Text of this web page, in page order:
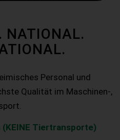
NATIONAL.
Personal und
Qualität im Maschinen-,
(KEINE Tiertransporte)